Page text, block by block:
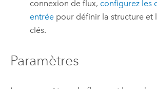
connexion de flux, configurez les
entrée pour définir la structure et
clés.
Paramètres